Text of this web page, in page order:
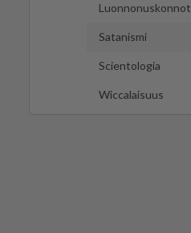
Luonnonuskonnot
Satanismi
Scientologia
Wiccalaisuus